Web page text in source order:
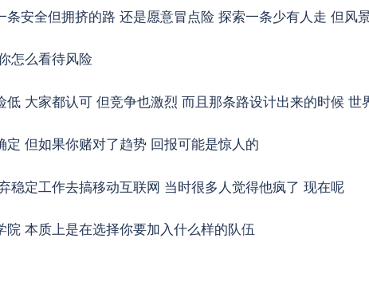
条安全但拥挤的路 还是愿意冒点险 探索一条少有人走 但风
怎么看待风险
低 大家都认可 但竞争也激烈 而且那条路设计出来的时候 世
定 但如果你赌对了趋势 回报可能是惊人的
稳定工作去搞移动互联网 当时很多人觉得他疯了 现在呢
院 本质上是在选择你要加入什么样的队伍